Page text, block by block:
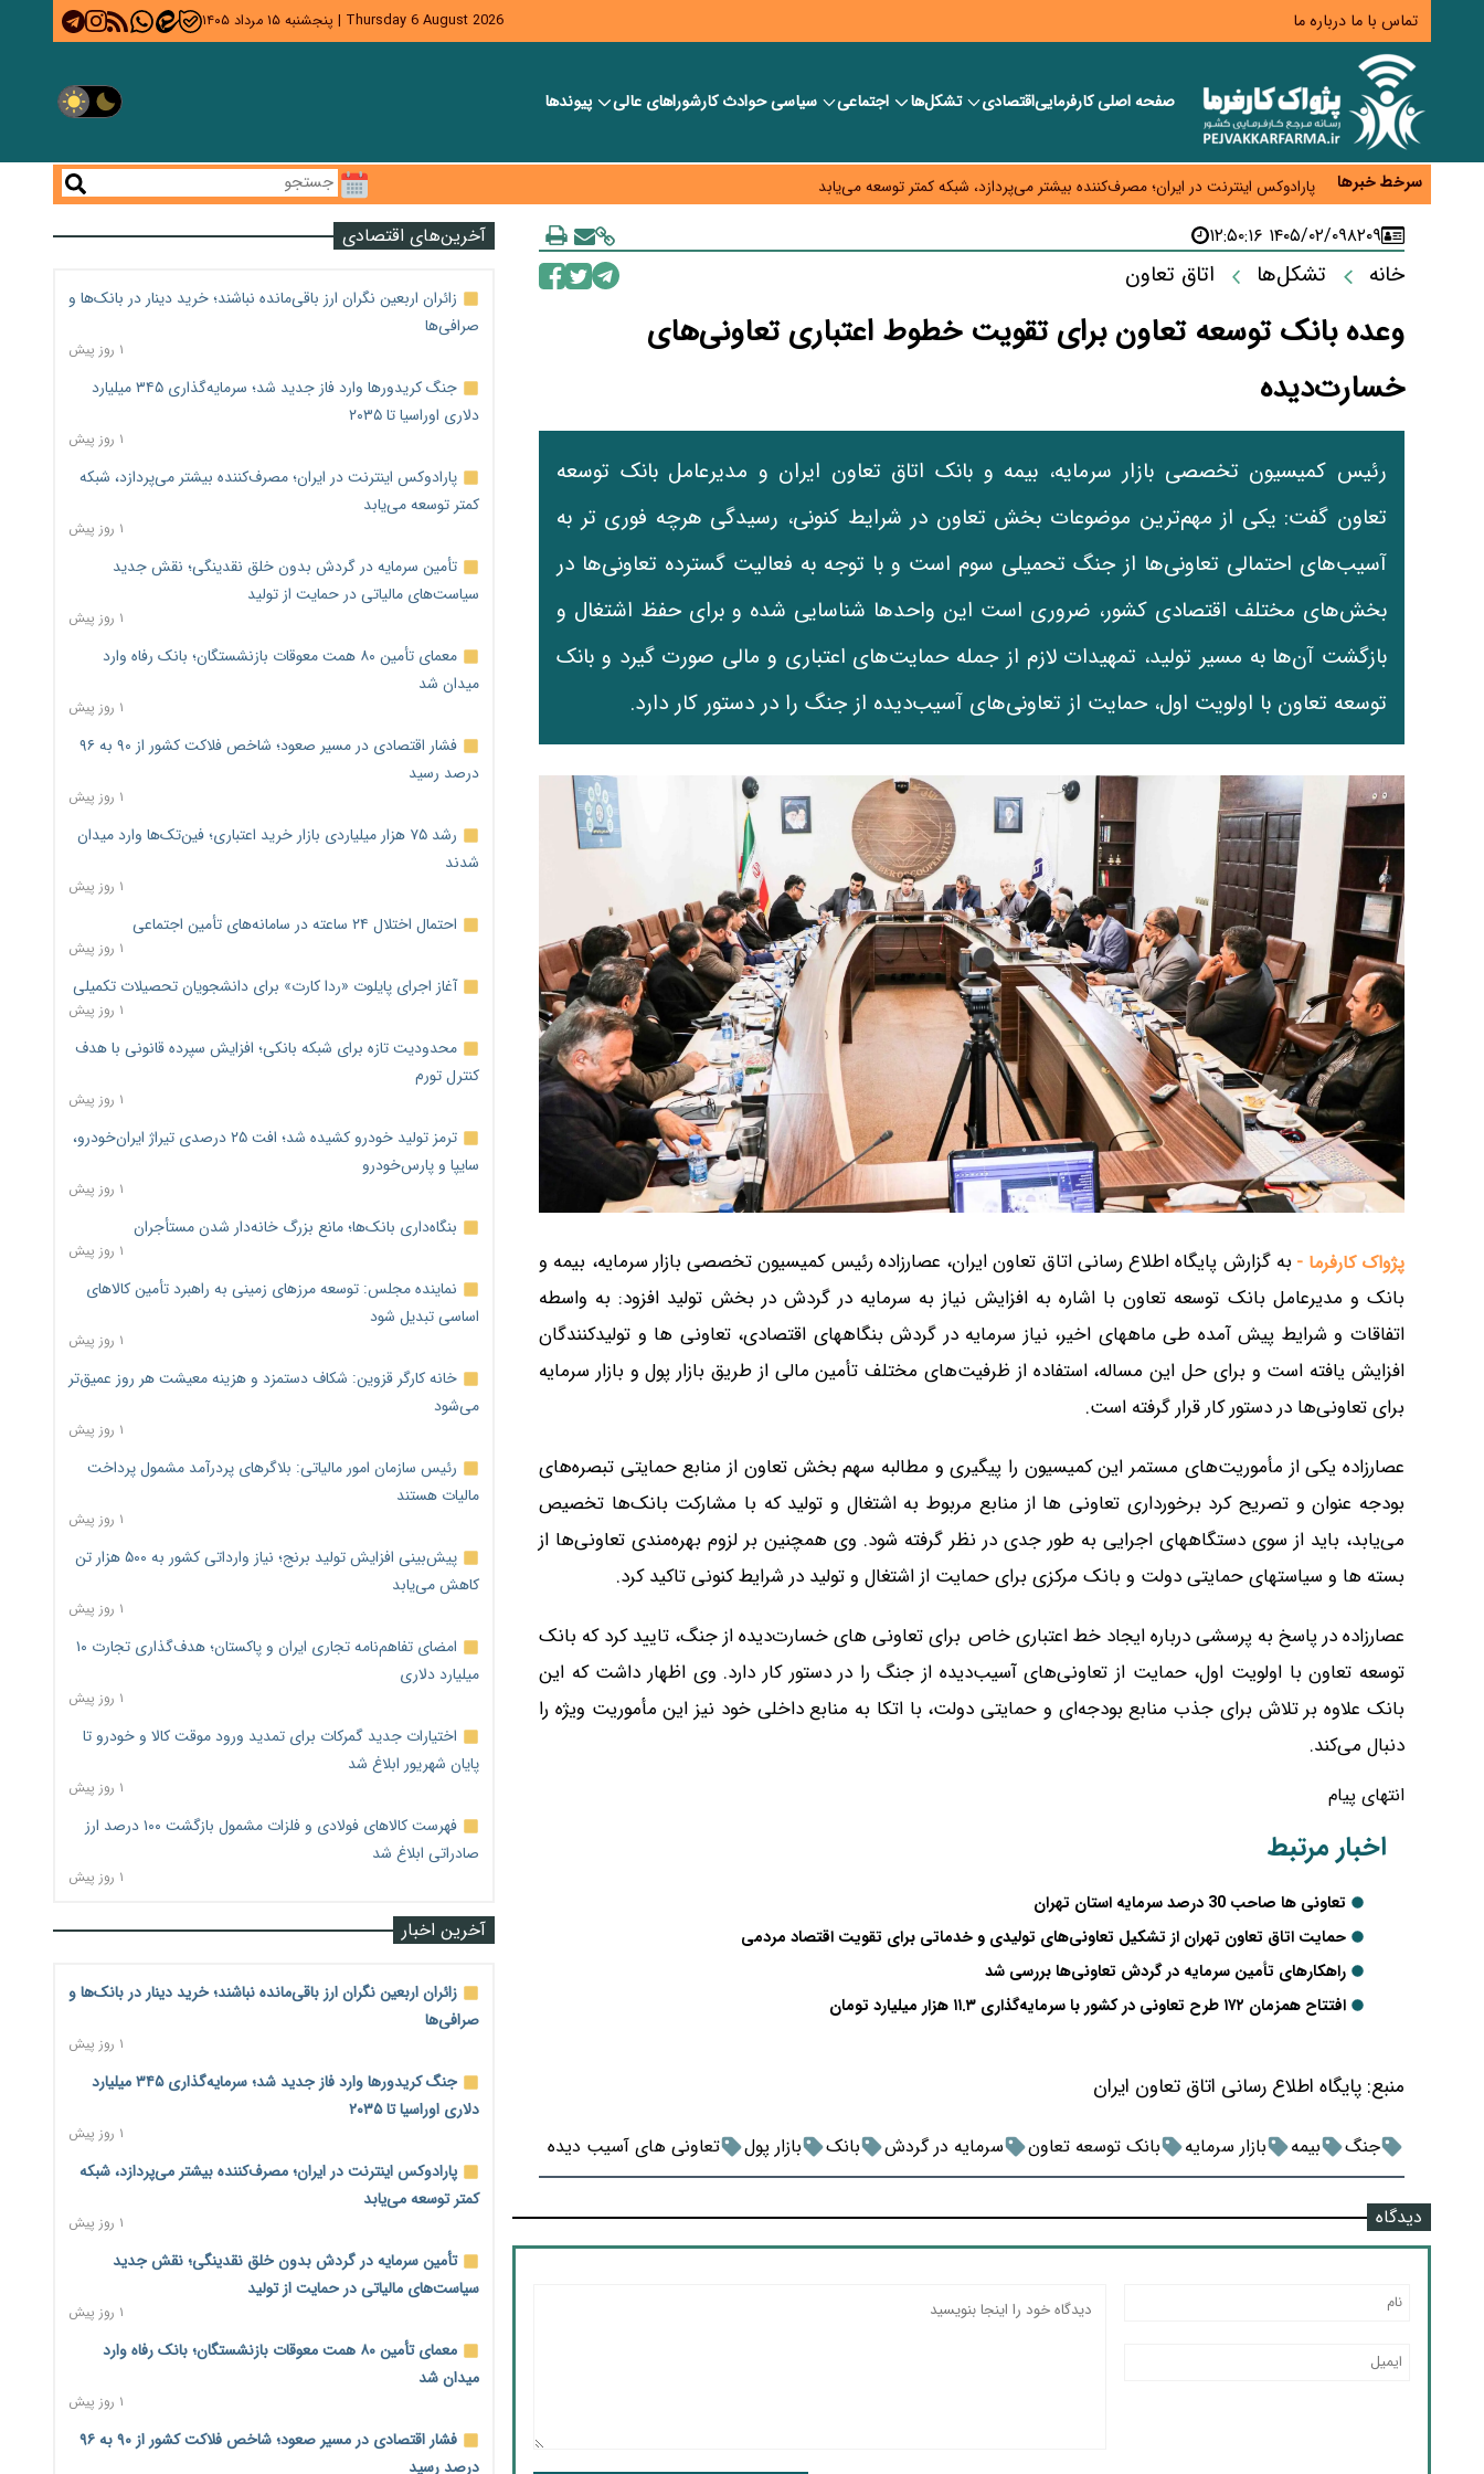
تماس با ما درباره ما Thursday 6 August 2026
| پنجشنبه ۱۵ مرداد ۱۴۰۵
صفحه اصلیکارفرماییاقتصادی تشکل‌ها اجتماعی سیاسیحوادث کارشورا‎های عالی پیوندها
سرخط خبرها
زائران اربعین نگران ارز باقی‌مانده نباشند؛ خرید دینار در بانک‌ها و صرافی‌ها
جنگ کریدورها وارد فاز جدید شد؛ سرمایه‌گذاری ۳۴۵ میلیارد دلاری اوراسیا تا ۲۰۳۵
پارادوکس اینترنت در ایران؛ مصرف‌کننده بیشتر می‌پردازد، شبکه کمتر توسعه می‌یابد
معمای تأمین ۸۰ همت معوقات بازنشستگان؛ بانک رفاه وارد میدان شد
۸۲۰۹۱۴۰۵/۰۲/۰۹ ۱۲:۵۰:۱۶
خانه تشکل‌ها اتاق تعاون
وعده بانک توسعه تعاون برای تقویت خطوط اعتباری تعاونی‌های
خسارت‌دیده
رئیس کمیسیون تخصصی بازار سرمایه، بیمه و بانک اتاق تعاون ایران و مدیرعامل بانک توسعه
تعاون گفت: یکی از مهم‌ترین موضوعات بخش تعاون در شرایط کنونی، رسیدگی هرچه فوری تر به
آسیب‌های احتمالی تعاونی‌ها از جنگ تحمیلی سوم است و با توجه به فعالیت گسترده تعاونی‌ها در
بخش‌های مختلف اقتصادی کشور، ضروری است این واحدها شناسایی شده و برای حفظ اشتغال و
بازگشت آن‌ها به مسیر تولید، تمهیدات لازم از جمله حمایت‌های اعتباری و مالی صورت گیرد و بانک
توسعه تعاون با اولویت اول، حمایت از تعاونی‌های آسیب‌دیده از جنگ را در دستور کار دارد.
پژواک کارفرما - به گزارش پایگاه اطلاع رسانی اتاق تعاون ایران، عصارزاده رئیس کمیسیون تخصصی بازار سرمایه، بیمه و
بانک و مدیرعامل بانک توسعه تعاون با اشاره به افزایش نیاز به سرمایه در گردش در بخش تولید افزود: به واسطه
اتفاقات و شرایط پیش آمده طی ماههای اخیر، نیاز سرمایه در گردش بنگاههای اقتصادی، تعاونی ها و تولیدکنندگان
افزایش یافته است و برای حل این مساله، استفاده از ظرفیت‌های مختلف تأمین مالی از طریق بازار پول و بازار سرمایه
برای تعاونی‌ها در دستور کار قرار گرفته است.
عصارزاده یکی از مأموریت‌های مستمر این کمیسیون را پیگیری و مطالبه سهم بخش تعاون از منابع حمایتی تبصره‌های
بودجه عنوان و تصریح کرد برخورداری تعاونی ها از منابع مربوط به اشتغال و تولید که با مشارکت بانک‌ها تخصیص
می‌یابد، باید از سوی دستگاههای اجرایی به طور جدی در نظر گرفته شود. وی همچنین بر لزوم بهره‌مندی تعاونی‌ها از
بسته ها و سیاستهای حمایتی دولت و بانک مرکزی برای حمایت از اشتغال و تولید در شرایط کنونی تاکید کرد.
عصارزاده در پاسخ به پرسشی درباره ایجاد خط اعتباری خاص برای تعاونی های خسارت‌دیده از جنگ، تایید کرد که بانک
توسعه تعاون با اولویت اول، حمایت از تعاونی‌های آسیب‌دیده از جنگ را در دستور کار دارد. وی اظهار داشت که این
بانک علاوه بر تلاش برای جذب منابع بودجه‌ای و حمایتی دولت، با اتکا به منابع داخلی خود نیز این مأموریت ویژه را
دنبال می‌کند.
انتهای پیام
اخبار مرتبط
تعاونی ها صاحب 30 درصد سرمایه استان تهران
حمایت اتاق تعاون تهران از تشکیل تعاونی‌های تولیدی و خدماتی برای تقویت اقتصاد مردمی
راهکارهای تأمین سرمایه در گردش تعاونی‌ها بررسی شد
افتتاح همزمان ۱۷۲ طرح تعاونی در کشور با سرمایه‌گذاری ۱۱.۳ هزار میلیارد تومان
منبع: پایگاه اطلاع رسانی اتاق تعاون ایران
جنگ بیمه بازار سرمایه بانک توسعه تعاون سرمایه در گردش بانک بازار پول تعاونی های آسیب دیده
دیدگاه
آخرین‌های اقتصادی
زائران اربعین نگران ارز باقی‌مانده نباشند؛ خرید دینار در بانک‌ها و
صرافی‌ها
۱ روز پیش
جنگ کریدورها وارد فاز جدید شد؛ سرمایه‌گذاری ۳۴۵ میلیارد
دلاری اوراسیا تا ۲۰۳۵
۱ روز پیش
پارادوکس اینترنت در ایران؛ مصرف‌کننده بیشتر می‌پردازد، شبکه
کمتر توسعه می‌یابد
۱ روز پیش
تأمین سرمایه در گردش بدون خلق نقدینگی؛ نقش جدید
سیاست‌های مالیاتی در حمایت از تولید
۱ روز پیش
معمای تأمین ۸۰ همت معوقات بازنشستگان؛ بانک رفاه وارد
میدان شد
۱ روز پیش
فشار اقتصادی در مسیر صعود؛ شاخص فلاکت کشور از ۹۰ به ۹۶
درصد رسید
۱ روز پیش
رشد ۷۵ هزار میلیاردی بازار خرید اعتباری؛ فین‌تک‌ها وارد میدان
شدند
۱ روز پیش
احتمال اختلال ۲۴ ساعته در سامانه‌های تأمین اجتماعی
۱ روز پیش
آغاز اجرای پایلوت «ردا کارت» برای دانشجویان تحصیلات تکمیلی
۱ روز پیش
محدودیت تازه برای شبکه بانکی؛ افزایش سپرده قانونی با هدف
کنترل تورم
۱ روز پیش
ترمز تولید خودرو کشیده شد؛ افت ۲۵ درصدی تیراژ ایران‌خودرو،
سایپا و پارس‌خودرو
۱ روز پیش
بنگاه‌داری بانک‌ها؛ مانع بزرگ خانه‌دار شدن مستأجران
۱ روز پیش
نماینده مجلس: توسعه مرزهای زمینی به راهبرد تأمین کالاهای
اساسی تبدیل شود
۱ روز پیش
خانه کارگر قزوین: شکاف دستمزد و هزینه معیشت هر روز عمیق‌تر
می‌شود
۱ روز پیش
رئیس سازمان امور مالیاتی: بلاگرهای پردرآمد مشمول پرداخت
مالیات هستند
۱ روز پیش
پیش‌بینی افزایش تولید برنج؛ نیاز وارداتی کشور به ۵۰۰ هزار تن
کاهش می‌یابد
۱ روز پیش
امضای تفاهم‌نامه تجاری ایران و پاکستان؛ هدف‌گذاری تجارت ۱۰
میلیارد دلاری
۱ روز پیش
اختیارات جدید گمرکات برای تمدید ورود موقت کالا و خودرو تا
پایان شهریور ابلاغ شد
۱ روز پیش
فهرست کالاهای فولادی و فلزات مشمول بازگشت ۱۰۰ درصد ارز
صادراتی ابلاغ شد
۱ روز پیش
آخرین اخبار
زائران اربعین نگران ارز باقی‌مانده نباشند؛ خرید دینار در بانک‌ها و
صرافی‌ها
۱ روز پیش
جنگ کریدورها وارد فاز جدید شد؛ سرمایه‌گذاری ۳۴۵ میلیارد
دلاری اوراسیا تا ۲۰۳۵
۱ روز پیش
پارادوکس اینترنت در ایران؛ مصرف‌کننده بیشتر می‌پردازد، شبکه
کمتر توسعه می‌یابد
۱ روز پیش
تأمین سرمایه در گردش بدون خلق نقدینگی؛ نقش جدید
سیاست‌های مالیاتی در حمایت از تولید
۱ روز پیش
معمای تأمین ۸۰ همت معوقات بازنشستگان؛ بانک رفاه وارد
میدان شد
۱ روز پیش
فشار اقتصادی در مسیر صعود؛ شاخص فلاکت کشور از ۹۰ به ۹۶
درصد رسید